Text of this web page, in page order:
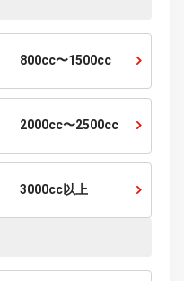
10人乗り
800cc〜1500cc